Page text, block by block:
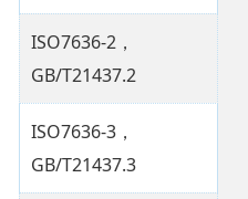
ISO7636-2，
GB/T21437.2
ISO7636-3，
GB/T21437.3